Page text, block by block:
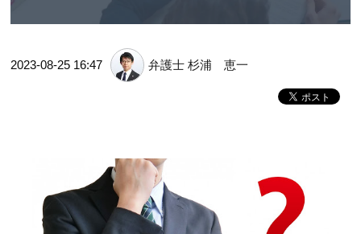
2023-08-25 16:47 弁護士 杉浦 恵一